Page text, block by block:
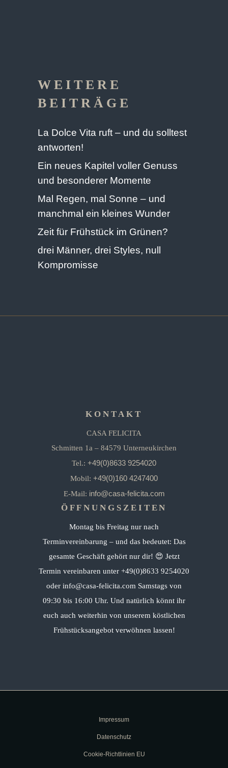
WEITERE
BEITRÄGE
La Dolce Vita ruft – und du solltest
antworten!
Ein neues Kapitel voller Genuss
und besonderer Momente
Mal Regen, mal Sonne – und
manchmal ein kleines Wunder
Zeit für Frühstück im Grünen?
drei Männer, drei Styles, null
Kompromisse
KONTAKT
CASA FELICITA
Schmitten 1a – 84579 Unterneukirchen
Tel.: +49(0)8633 9254020
Mobil: +49(0)160 4247400
E-Mail: info@casa-felicita.com
ÖFFNUNGSZEITEN
Montag bis Freitag nur nach
Terminvereinbarung – und das bedeutet: Das
gesamte Geschäft gehört nur dir! 😍 Jetzt
Termin vereinbaren unter +49(0)8633 9254020
oder info@casa-felicita.com Samstags von
09:30 bis 16:00 Uhr. Und natürlich könnt ihr
euch auch weiterhin von unserem köstlichen
Frühstücksangebot verwöhnen lassen!
Impressum
Datenschutz
Cookie-Richtlinien EU